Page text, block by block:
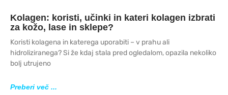
Kolagen: koristi, učinki in kateri kolagen izbrati
za kožo, lase in sklepe?
Koristi kolagena in katerega uporabiti – v prahu ali
hidroliziranega? Si že kdaj stala pred ogledalom, opazila nekoliko
bolj utrujeno
Preberi več ...